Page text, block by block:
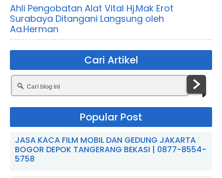
Ahli Pengobatan Alat Vital Hj.Mak Erot
Surabaya Ditangani Langsung oleh
Aa.Herman
Cari Artikel
Popular Post
JASA KACA FILM MOBIL DAN GEDUNG JAKARTA
BOGOR DEPOK TANGERANG BEKASI | 0877-8554-
5758